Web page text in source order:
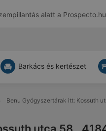
alatt a Prospecto.hu
Barkács és kertészet
Benu Gyógyszertárak itt: Kossuth
utca 58.,